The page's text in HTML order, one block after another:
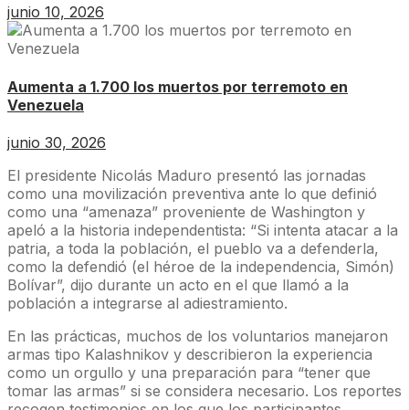
junio 10, 2026
Aumenta a 1.700 los muertos por terremoto en
Venezuela
junio 30, 2026
El presidente Nicolás Maduro presentó las jornadas
como una movilización preventiva ante lo que definió
como una “amenaza” proveniente de Washington y
apeló a la historia independentista: “Si intenta atacar a la
patria, a toda la población, el pueblo va a defenderla,
como la defendió (el héroe de la independencia, Simón)
Bolívar”, dijo durante un acto en el que llamó a la
población a integrarse al adiestramiento.
En las prácticas, muchos de los voluntarios manejaron
armas tipo Kalashnikov y describieron la experiencia
como un orgullo y una preparación para “tener que
tomar las armas” si se considera necesario. Los reportes